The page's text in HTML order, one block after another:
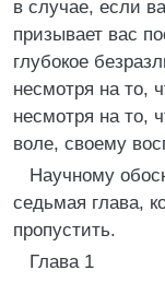
в случае, если
призывает вас
глубокое
несмотря на то,
несмотря на то,
воле, своему
Научному
седьмая глава,
пропустить.
Глава 1